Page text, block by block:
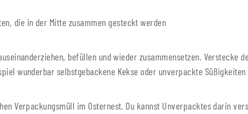
die in der Mitte zusammen gesteckt werden
befüllen und wieder zusammensetzen. Verstecke
wunderbar selbstgebackene Kekse oder unverpackte
Verpackungsmüll im Osternest. Du kannst Unverpacktes darin